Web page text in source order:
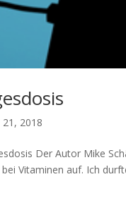
21, 2018
Der Autor Mike
bei Vitaminen auf. Ich